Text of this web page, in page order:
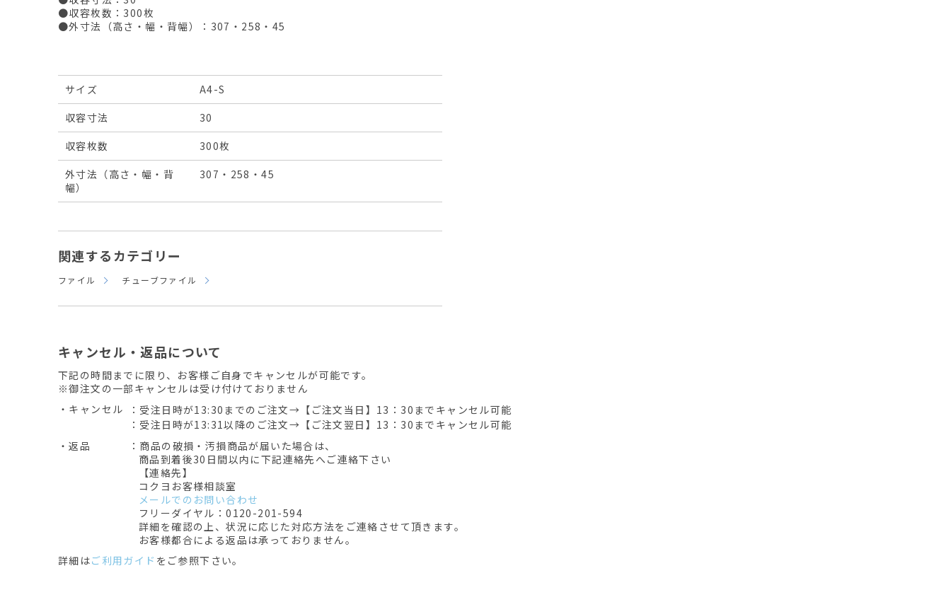
●収容枚数：300枚
●外寸法（高さ・幅・背幅）：307・258・45
サイズ
A4-S
収容寸法
30
収容枚数
300枚
外寸法（高さ・幅・背
幅）
307・258・45
関連するカテゴリー
ファイル チューブファイル
キャンセル・返品について
下記の時間までに限り、お客様ご自身でキャンセルが可能です。
※御注文の一部キャンセルは受け付けておりません
・キャンセル
：受注日時が13:30までのご注文→【ご注文当日】13：30までキャンセル可能
：受注日時が13:31以降のご注文→【ご注文翌日】13：30までキャンセル可能
・返品
：商品の破損・汚損商品が届いた場合は、
商品到着後30日間以内に下記連絡先へご連絡下さい
【連絡先】
コクヨお客様相談室
メールでのお問い合わせ
フリーダイヤル：0120-201-594
詳細を確認の上、状況に応じた対応方法をご連絡させて頂きます。
お客様都合による返品は承っておりません。
詳細はご利用ガイド をご参照下さい。